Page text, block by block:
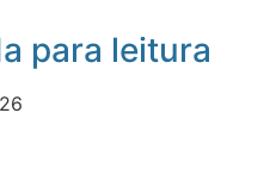
para leitura